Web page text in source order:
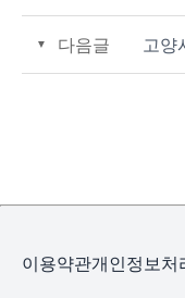
다음글 고양
이용약관개인정보처